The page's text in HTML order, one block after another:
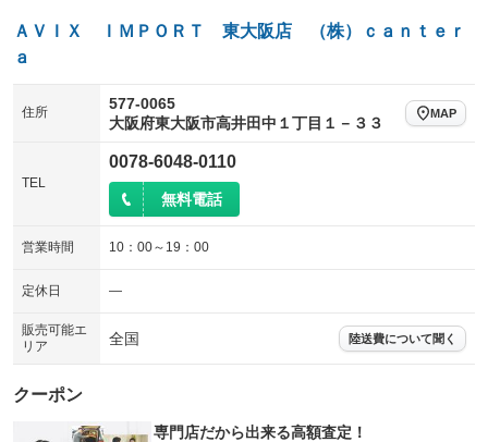
ＡＶＩＸ ＩＭＰＯＲＴ 東大阪店 （株）ｃａｎｔｅｒ
ａ
住所
577-0065
大阪府東大阪市高井田中１丁目１－３３
MAP
TEL
0078-6048-0110
無料電話
営業時間 10：00～19：00
定休日 ―
販売可能エ
リア
全国 陸送費について聞く
クーポン
専門店だから出来る高額査定！